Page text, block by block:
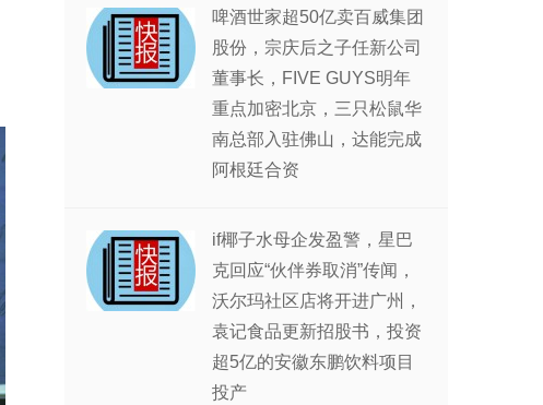
啤酒世家超50亿卖百威集团
股份，宗庆后之子任新公司
董事长，FIVE GUYS明年
重点加密北京，三只松鼠华
南总部入驻佛山，达能完成
阿根廷合资
if椰子水母企发盈警，星巴
克回应“伙伴券取消”传闻，
沃尔玛社区店将开进广州，
袁记食品更新招股书，投资
超5亿的安徽东鹏饮料项目
投产